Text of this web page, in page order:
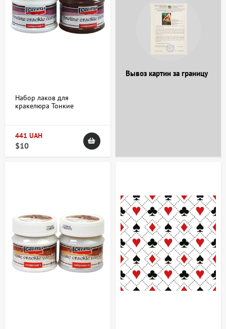
+38 063 247 8102 +38 063 247 8102
Набор лаков для
кракелюра Тонкие
441 UAH
$10
Вывоз картин за границу